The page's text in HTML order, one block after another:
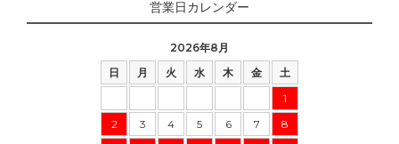
営業日カレンダー
2026年8月
日
月 火 水 木 金
土
1
2
3 4 5 6 7
8